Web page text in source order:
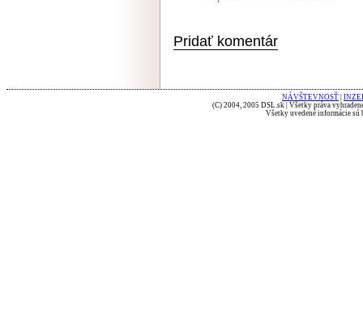
Pridať komentár
NÁVŠTEVNOSŤ
(C) 2004, 2005 DSL.sk | Všetky práva
Všetky uvedené informácie sú